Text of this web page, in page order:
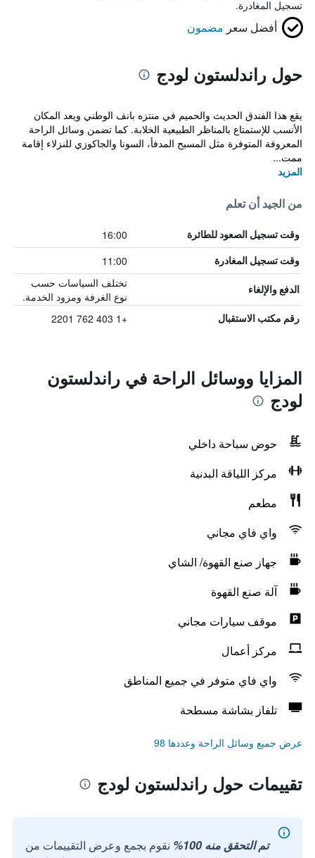
تسجيل المغادرة.
أفضل سعر مضمون
حول راندلستون لودج
يقع هذا الفندق الحديث والحميم في منتزه بانف الوطني ويعد المكان
الأنسب للإستمتاع بالمناظر الطبيعية الخلابة. كما تضمن وسائل الراحة
المعروفة المتوفرة مثل المسبح المدفأ، السونا والجاكوزي للنزلاء إقامة
ممت...
المزيد
من الجيد أن تعلم
وقت تسجيل الصعود للطائرة 16:00
وقت تسجيل المغادرة 11:00
الدفع والإلغاء
تختلف السياسات حسب
نوع الغرفة ومزود الخدمة.
رقم مكتب الاستقبال +1 403 762 2201
المزايا ووسائل الراحة في راندلستون
لودج
حوض سباحة داخلي
مركز اللياقة البدنية
مطعم
واي فاي مجاني
جهاز صنع القهوة/ الشاي
آلة صنع القهوة
موقف سيارات مجاني
مركز أعمال
واي فاي متوفر في جميع المناطق
تلفاز بشاشة مسطحة
عرض جميع وسائل الراحة وعددها 98
تقييمات حول راندلستون لودج
تم التحقق منه 100%
نقوم بجمع وعرض التقييمات من